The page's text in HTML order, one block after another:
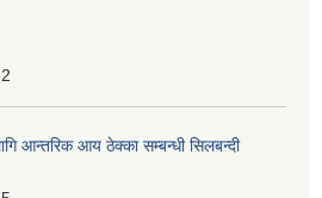
आन्तरिक आय ठेक्का सम्बन्धी सिलबन्दी